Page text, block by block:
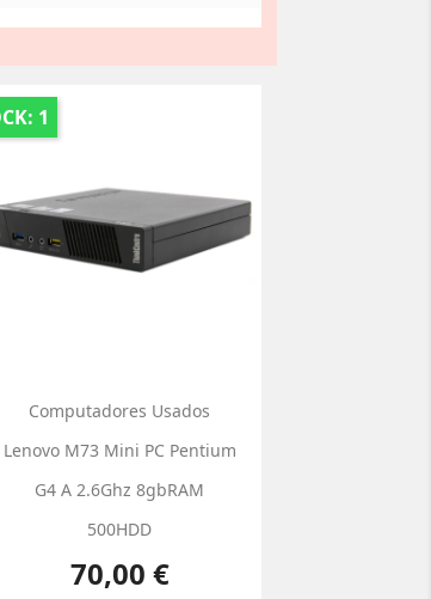
1
Computadores Usados
Lenovo M73 Mini PC Pentium
G4 A 2.6Ghz 8gbRAM
500HDD
Preço
70,00 €